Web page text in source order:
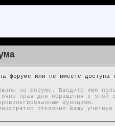
форуме или не имеете
на форуме. Введите имя
прав для обращения к этой
функциям.
отключил Вашу